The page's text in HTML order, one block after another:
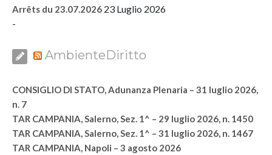
Arrêts du 23.07.2026 23 Luglio 2026
-
AmbienteDiritto
CONSIGLIO DI STATO, Adunanza Plenaria – 31 luglio 2026,
n. 7
TAR CAMPANIA, Salerno, Sez. 1^ – 29 luglio 2026, n. 1450
TAR CAMPANIA, Salerno, Sez. 1^ – 31 luglio 2026, n. 1467
TAR CAMPANIA, Napoli – 3 agosto 2026